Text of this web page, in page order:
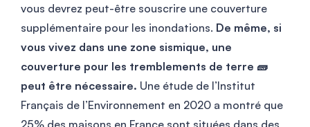
vous devrez peut-être souscrire une couverture
supplémentaire pour les inondations. De même, si
vous vivez dans une zone sismique, une
couverture pour les tremblements de terre 🧱
peut être nécessaire. Une étude de l’Institut
Français de l’Environnement en 2020 a montré que
25% des maisons en France sont situées dans des